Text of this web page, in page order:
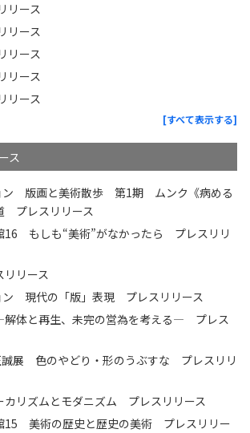
リース
リース
リース
リース
リース
[すべて表示する]
ス
ン 版画と美術散歩 第1期 ムンク《病める
プレスリリース
16 もしも“美術”がなかったら プレスリリ
リース
ン 現代の「版」表現 プレスリリース
体と再生、未完の営為を考える― プレス
展 色のやどり・形のうぶすな プレスリリ
カリズムとモダニズム プレスリリース
15 美術の歴史と歴史の美術 プレスリリー